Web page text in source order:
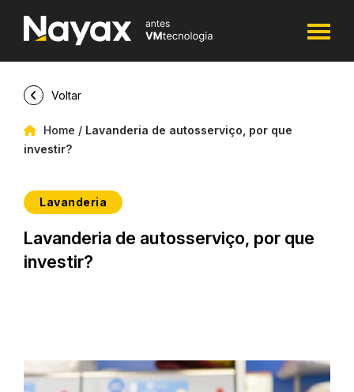
Home / Lavanderia de autosserviço, por que
investir?
Voltar
Lavanderia
Lavanderia de autosserviço, por que
investir?